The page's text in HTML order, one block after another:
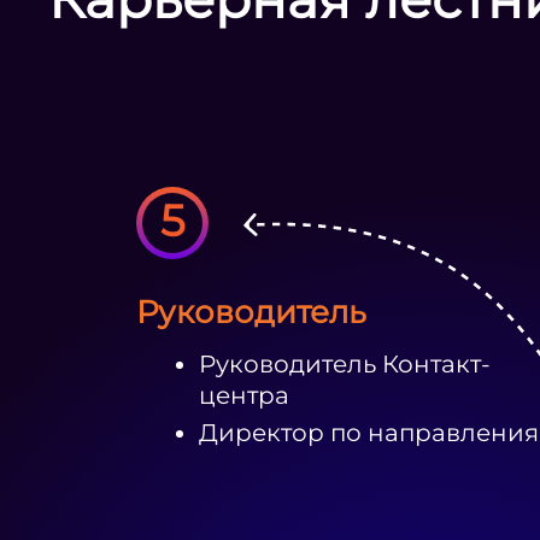
5
Руководитель
Руководитель Контакт-
центра
Директор по